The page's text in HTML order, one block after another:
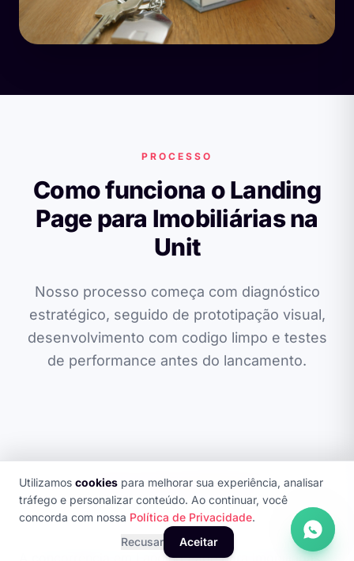
PROCESSO
Como funciona o Landing
Page para Imobiliárias na
Unit
Nosso processo começa com diagnóstico
estratégico, seguido de prototipação visual,
desenvolvimento com codigo limpo e testes
de performance antes do lancamento.
SEO + GEO OTIMIZADO
A concorrência em Landing Page para Imobiliárias
Utilizamos cookies para melhorar sua experiência, analisar
tráfego e personalizar conteúdo. Ao continuar, você
concorda com nossa Política de Privacidade.
Recusar
Aceitar